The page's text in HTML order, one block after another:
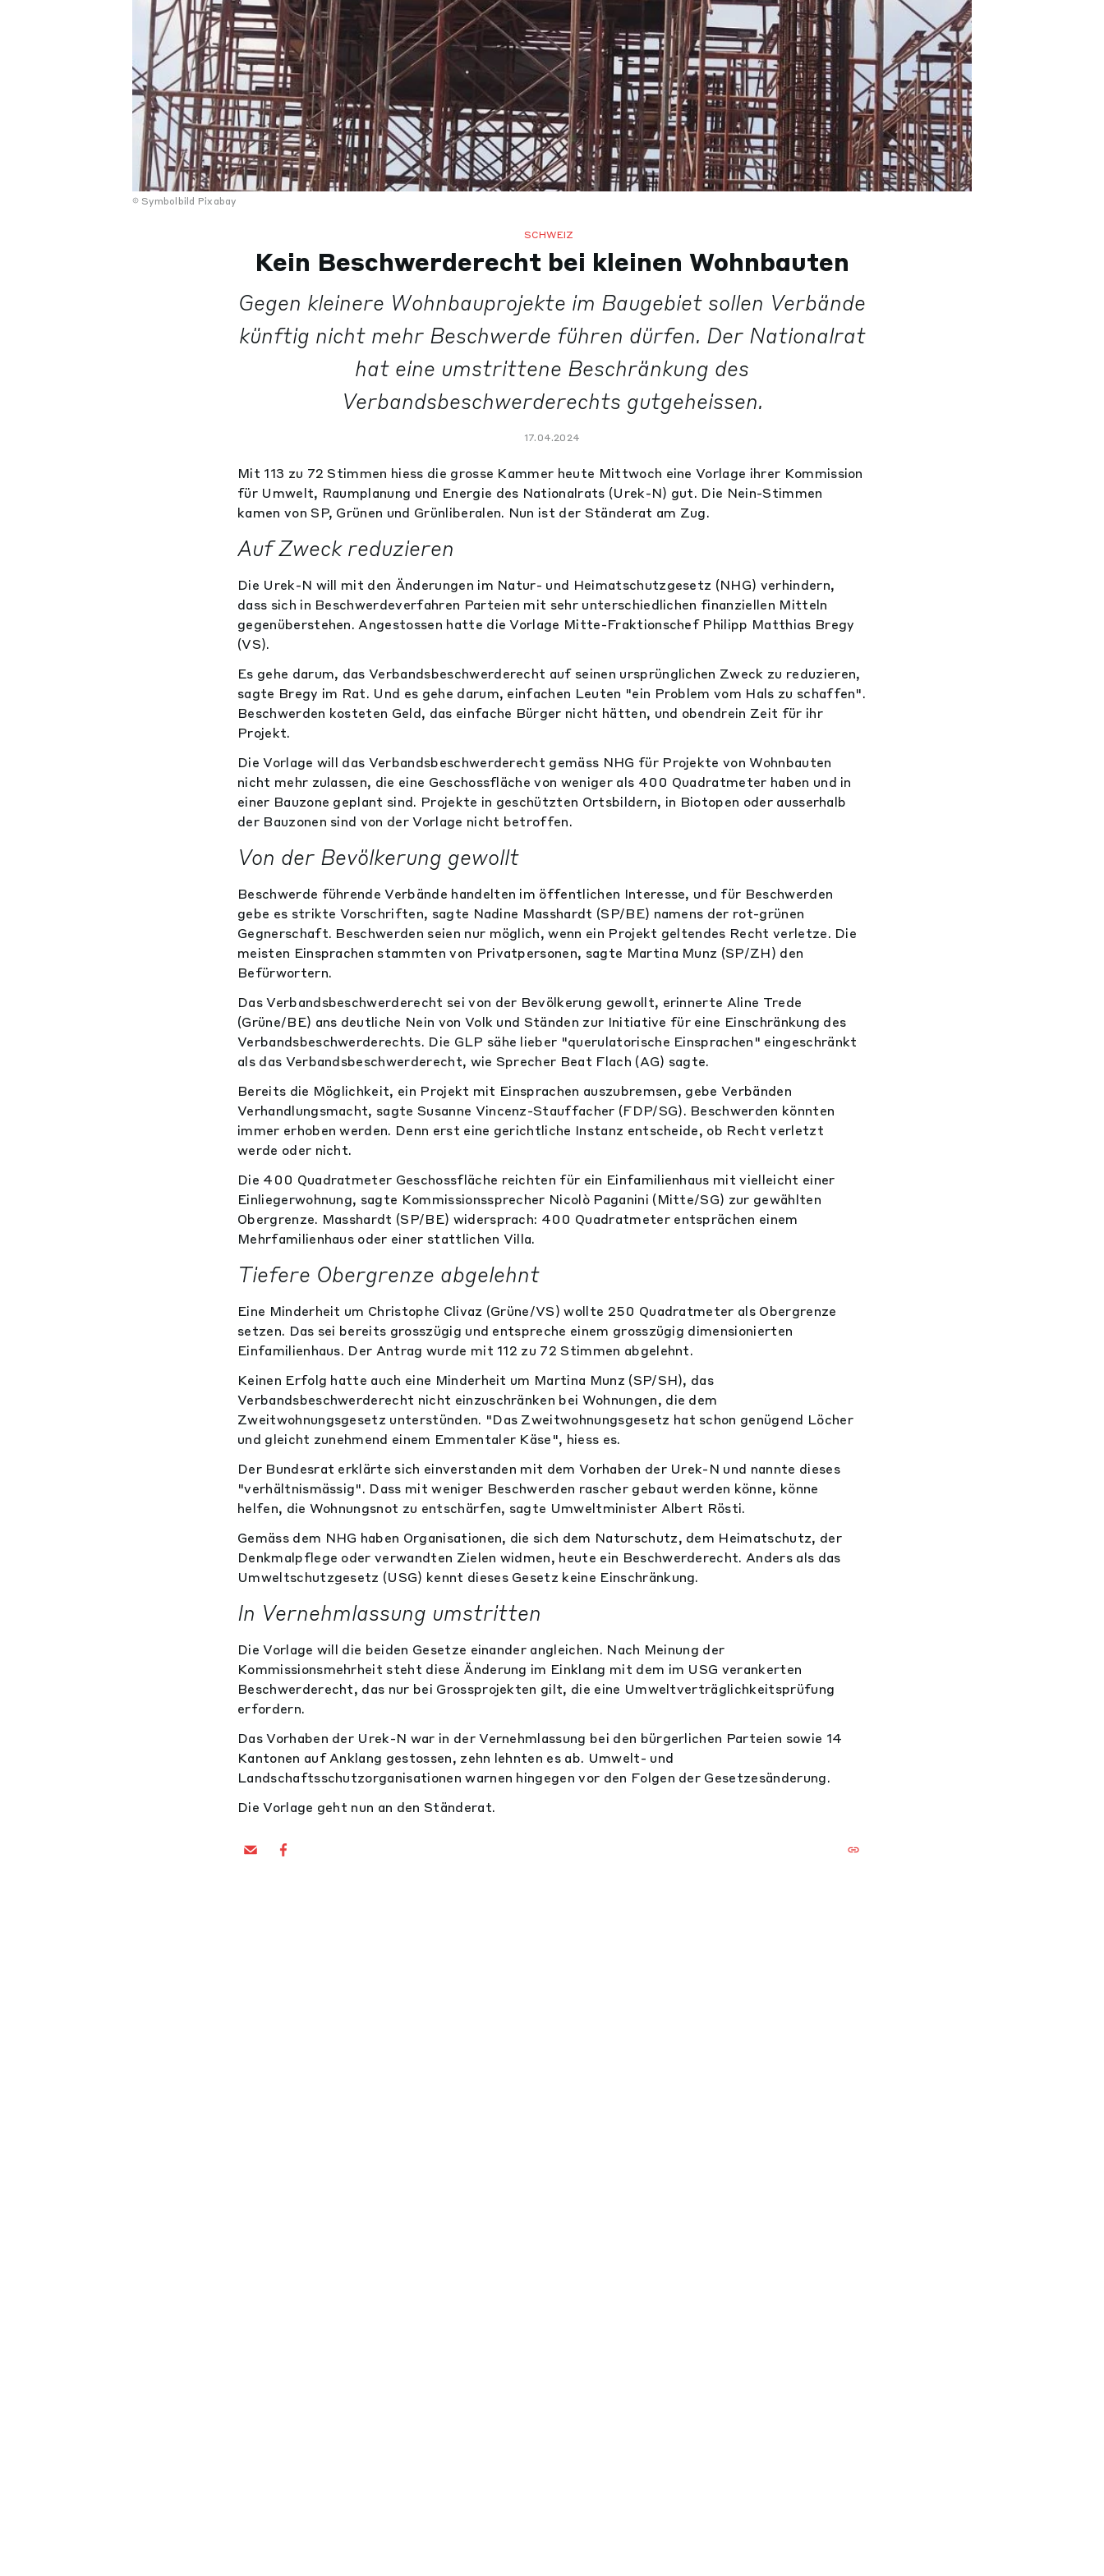
Symbolbild Pixabay
SCHWEIZ
Kein Beschwerderecht bei kleinen Wohnbauten
Gegen kleinere Wohnbauprojekte im Baugebiet sollen Verbände
künftig nicht mehr Beschwerde führen dürfen. Der Nationalrat
hat eine umstrittene Beschränkung des
Verbandsbeschwerderechts gutgeheissen.
17.04.2024
Mit 113 zu 72 Stimmen hiess die grosse Kammer heute Mittwoch eine Vorlage ihrer Kommission
für Umwelt, Raumplanung und Energie des Nationalrats (Urek-N) gut. Die Nein-Stimmen
kamen von SP, Grünen und Grünliberalen. Nun ist der Ständerat am Zug.
Auf Zweck reduzieren
Die Urek-N will mit den Änderungen im Natur- und Heimatschutzgesetz (NHG) verhindern,
dass sich in Beschwerdeverfahren Parteien mit sehr unterschiedlichen finanziellen Mitteln
gegenüberstehen. Angestossen hatte die Vorlage Mitte-Fraktionschef Philipp Matthias Bregy
(VS).
Es gehe darum, das Verbandsbeschwerderecht auf seinen ursprünglichen Zweck zu reduzieren,
sagte Bregy im Rat. Und es gehe darum, einfachen Leuten "ein Problem vom Hals zu schaffen".
Beschwerden kosteten Geld, das einfache Bürger nicht hätten, und obendrein Zeit für ihr
Projekt.
Die Vorlage will das Verbandsbeschwerderecht gemäss NHG für Projekte von Wohnbauten
nicht mehr zulassen, die eine Geschossfläche von weniger als 400 Quadratmeter haben und in
einer Bauzone geplant sind. Projekte in geschützten Ortsbildern, in Biotopen oder ausserhalb
der Bauzonen sind von der Vorlage nicht betroffen.
Von der Bevölkerung gewollt
Beschwerde führende Verbände handelten im öffentlichen Interesse, und für Beschwerden
gebe es strikte Vorschriften, sagte Nadine Masshardt (SP/BE) namens der rot-grünen
Gegnerschaft. Beschwerden seien nur möglich, wenn ein Projekt geltendes Recht verletze. Die
meisten Einsprachen stammten von Privatpersonen, sagte Martina Munz (SP/ZH) den
Befürwortern.
Das Verbandsbeschwerderecht sei von der Bevölkerung gewollt, erinnerte Aline Trede
(Grüne/BE) ans deutliche Nein von Volk und Ständen zur Initiative für eine Einschränkung des
Verbandsbeschwerderechts. Die GLP sähe lieber "querulatorische Einsprachen" eingeschränkt
als das Verbandsbeschwerderecht, wie Sprecher Beat Flach (AG) sagte.
Bereits die Möglichkeit, ein Projekt mit Einsprachen auszubremsen, gebe Verbänden
Verhandlungsmacht, sagte Susanne Vincenz-Stauffacher (FDP/SG). Beschwerden könnten
immer erhoben werden. Denn erst eine gerichtliche Instanz entscheide, ob Recht verletzt
werde oder nicht.
Die 400 Quadratmeter Geschossfläche reichten für ein Einfamilienhaus mit vielleicht einer
Einliegerwohnung, sagte Kommissionssprecher Nicolò Paganini (Mitte/SG) zur gewählten
Obergrenze. Masshardt (SP/BE) widersprach: 400 Quadratmeter entsprächen einem
Mehrfamilienhaus oder einer stattlichen Villa.
Tiefere Obergrenze abgelehnt
Eine Minderheit um Christophe Clivaz (Grüne/VS) wollte 250 Quadratmeter als Obergrenze
setzen. Das sei bereits grosszügig und entspreche einem grosszügig dimensionierten
Einfamilienhaus. Der Antrag wurde mit 112 zu 72 Stimmen abgelehnt.
Keinen Erfolg hatte auch eine Minderheit um Martina Munz (SP/SH), das
Verbandsbeschwerderecht nicht einzuschränken bei Wohnungen, die dem
Zweitwohnungsgesetz unterstünden. "Das Zweitwohnungsgesetz hat schon genügend Löcher
und gleicht zunehmend einem Emmentaler Käse", hiess es.
Der Bundesrat erklärte sich einverstanden mit dem Vorhaben der Urek-N und nannte dieses
"verhältnismässig". Dass mit weniger Beschwerden rascher gebaut werden könne, könne
helfen, die Wohnungsnot zu entschärfen, sagte Umweltminister Albert Rösti.
Gemäss dem NHG haben Organisationen, die sich dem Naturschutz, dem Heimatschutz, der
Denkmalpflege oder verwandten Zielen widmen, heute ein Beschwerderecht. Anders als das
Umweltschutzgesetz (USG) kennt dieses Gesetz keine Einschränkung.
In Vernehmlassung umstritten
Die Vorlage will die beiden Gesetze einander angleichen. Nach Meinung der
Kommissionsmehrheit steht diese Änderung im Einklang mit dem im USG verankerten
Beschwerderecht, das nur bei Grossprojekten gilt, die eine Umweltverträglichkeitsprüfung
erfordern.
Das Vorhaben der Urek-N war in der Vernehmlassung bei den bürgerlichen Parteien sowie 14
Kantonen auf Anklang gestossen, zehn lehnten es ab. Umwelt- und
Landschaftsschutzorganisationen warnen hingegen vor den Folgen der Gesetzesänderung.
Die Vorlage geht nun an den Ständerat.